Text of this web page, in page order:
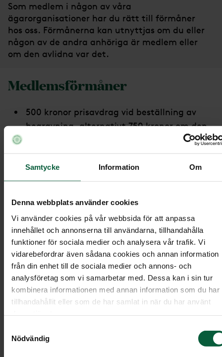
Samtycke Information Om
Denna webbplats använder cookies
Vi använder cookies på vår webbsida för att anpassa
innehållet och annonserna till användarna, tillhandahålla
funktioner för sociala medier och analysera vår trafik. Vi
vidarebefordrar även sådana cookies och annan information
från din enhet till de sociala medier och annons- och
analysföretag som vi samarbetar med. Dessa kan i sin tur
kombinera informationen med annan information som du har
tillhandahållit eller som de har samlat in när du har använt
Nödvändig
Som medlem i någon av våra
ägarorganisationer har du rätt till förmåner
hos oss. Förmånerna kan utnyttjas om du eller
någon av de andra anhöriga är medlem eller
om den avlidna var det.
Medlemsförmåner
500 kronor prisavdrag vid beställning av
begravning, alternativt 750 kronor om den
gravsten tillverkad av nordisk granit.
make/maka, sambo, barn, barnbarn, syskon,
förälder, svärförälder samt mor- och farförälder.
Det går inte att kombinera samma förmån vid en
beställning. En medlemsförmån kan inte heller
aktiveras efter att vi har skickat fakturan.
Utnyttja medlemsförmåner
finns ett medlemskap i någon av våra